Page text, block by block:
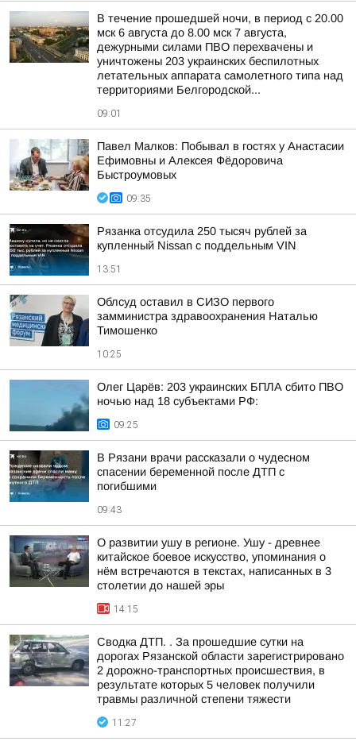
В течение прошедшей ночи, в период с 20.00
мск 6 августа до 8.00 мск 7 августа,
дежурными силами ПВО перехвачены и
уничтожены 203 украинских беспилотных
летательных аппарата самолетного типа над
территориями Белгородской...
09:01
Павел Малков: Побывал в гостях у Анастасии
Ефимовны и Алексея Фёдоровича
Быстроумовых
09:35
Рязанка отсудила 250 тысяч рублей за
купленный Nissan с поддельным VIN
13:51
Облсуд оставил в СИЗО первого
замминистра здравоохранения Наталью
Тимошенко
10:25
Олег Царёв: 203 украинских БПЛА сбито ПВО
ночью над 18 субъектами РФ:
09:25
В Рязани врачи рассказали о чудесном
спасении беременной после ДТП с
погибшими
09:43
О развитии ушу в регионе. Ушу - древнее
китайское боевое искусство, упоминания о
нём встречаются в текстах, написанных в 3
столетии до нашей эры
14:15
Сводка ДТП. . За прошедшие сутки на
дорогах Рязанской области зарегистрировано
2 дорожно-транспортных происшествия, в
результате которых 5 человек получили
травмы различной степени тяжести
11:27